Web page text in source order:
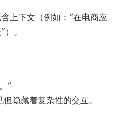
上下文（例如：“在电商应
。
”
隐藏着复杂性的交互。